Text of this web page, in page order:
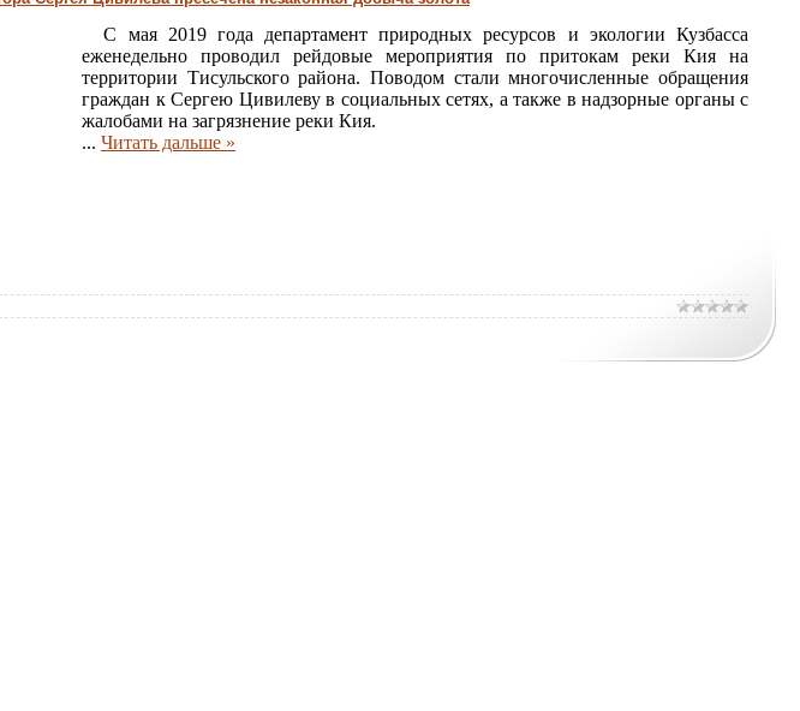
С мая 2019 года департамент природных ресурсов и экологии Кузбасса
еженедельно проводил рейдовые мероприятия по притокам реки Кия на
территории Тисульского района. Поводом стали многочисленные обращения
граждан к Сергею Цивилеву в социальных сетях, а также в надзорные органы с
жалобами на загрязнение реки Кия.
... Читать дальше »